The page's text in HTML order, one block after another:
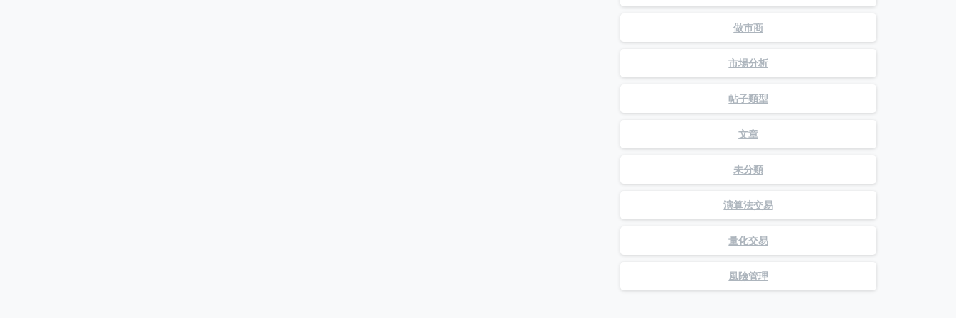
做市商
市場分析
帖子類型
文章
未分類
演算法交易
量化交易
風險管理